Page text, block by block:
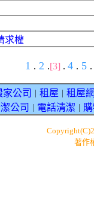
求權
1 . 2 .[3] . 4 . 5 .
家公司 租屋
租屋
公司 電話清潔
著作